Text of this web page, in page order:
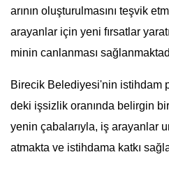
arının oluşturulmasını teşvik
arayanlar için yeni fırsatlar
minin canlanması
Birecik Belediyesi'nin istihdam
deki işsizlik oranında belirgin
yenin çabalarıyla, iş arayanlar
atmakta ve istihdama katkı